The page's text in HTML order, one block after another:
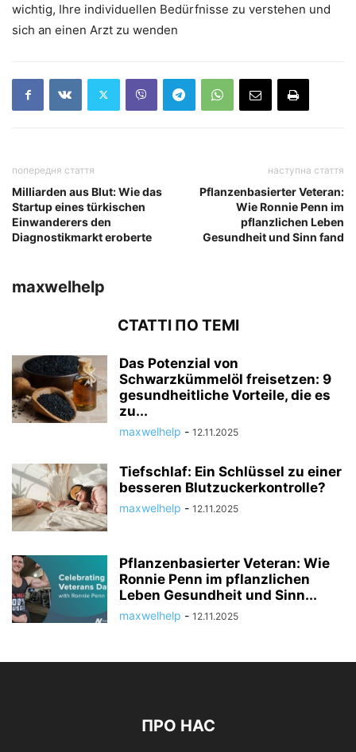
wichtig, Ihre individuellen Bedürfnisse zu verstehen und
sich an einen Arzt zu wenden
попередня стаття
Milliarden aus Blut: Wie das
Startup eines türkischen
Einwanderers den
Diagnostikmarkt eroberte
наступна стаття
Pflanzenbasierter Veteran:
Wie Ronnie Penn im
pflanzlichen Leben
Gesundheit und Sinn fand
maxwelhelp
СТАТТІ ПО ТЕМІ
Das Potenzial von
Schwarzkümmelöl freisetzen: 9
gesundheitliche Vorteile, die es
zu...
maxwelhelp - 12.11.2025
Tiefschlaf: Ein Schlüssel zu einer
besseren Blutzuckerkontrolle?
maxwelhelp - 12.11.2025
Pflanzenbasierter Veteran: Wie
Ronnie Penn im pflanzlichen
Leben Gesundheit und Sinn...
maxwelhelp - 12.11.2025
ПРО НАС